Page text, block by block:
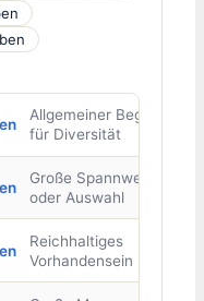
Allgemeiner Begriff
für Diversität
Große Spannweite
oder Auswahl
Reichhaltiges
Vorhandensein